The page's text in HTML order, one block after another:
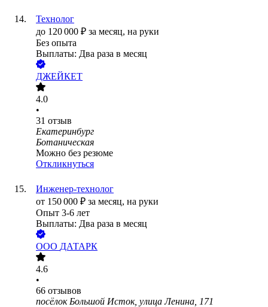
Технолог
до 120 000 ₽ за месяц, на руки
Без опыта
Выплаты: Два раза в месяц
ДЖЕЙКЕТ
4.0
•
31 отзыв
Екатеринбург
Ботаническая
Можно без резюме
Откликнуться
Инженер-технолог
от 150 000 ₽ за месяц, на руки
Опыт 3-6 лет
Выплаты: Два раза в месяц
ООО ДАТАРК
4.6
•
66 отзывов
посёлок Большой Исток, улица Ленина, 171